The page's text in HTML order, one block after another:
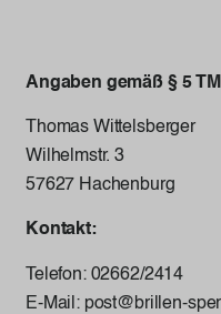
Angaben gemäß § 5
Thomas Wittelsberger
Wilhelmstr. 3
57627 Hachenburg
Kontakt:
Telefon: 02662/2414
E-Mail: post@brillen-